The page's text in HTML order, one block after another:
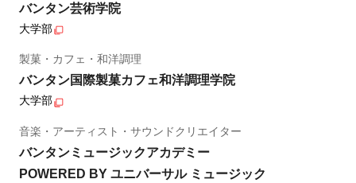
バンタン芸術学院
大学部
製菓・カフェ・和洋調理
バンタン国際製菓カフェ和洋調理学院
大学部
音楽・アーティスト・サウンドクリエイター
バンタンミュージックアカデミー
POWERED BY ユニバーサル ミュージック